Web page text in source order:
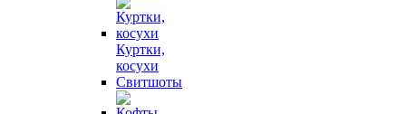
Куртки,
косухи
Свитшоты